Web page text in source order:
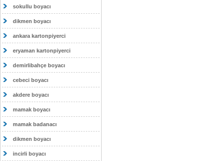
sokullu boyacı
dikmen boyacı
ankara kartonpiyerci
eryaman kartonpiyerci
demirlibahçe boyacı
cebeci boyacı
akdere boyacı
mamak boyacı
mamak badanacı
dikmen boyacı
incirli boyacı